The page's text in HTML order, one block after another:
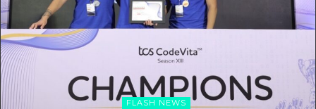
FLASH NEWS